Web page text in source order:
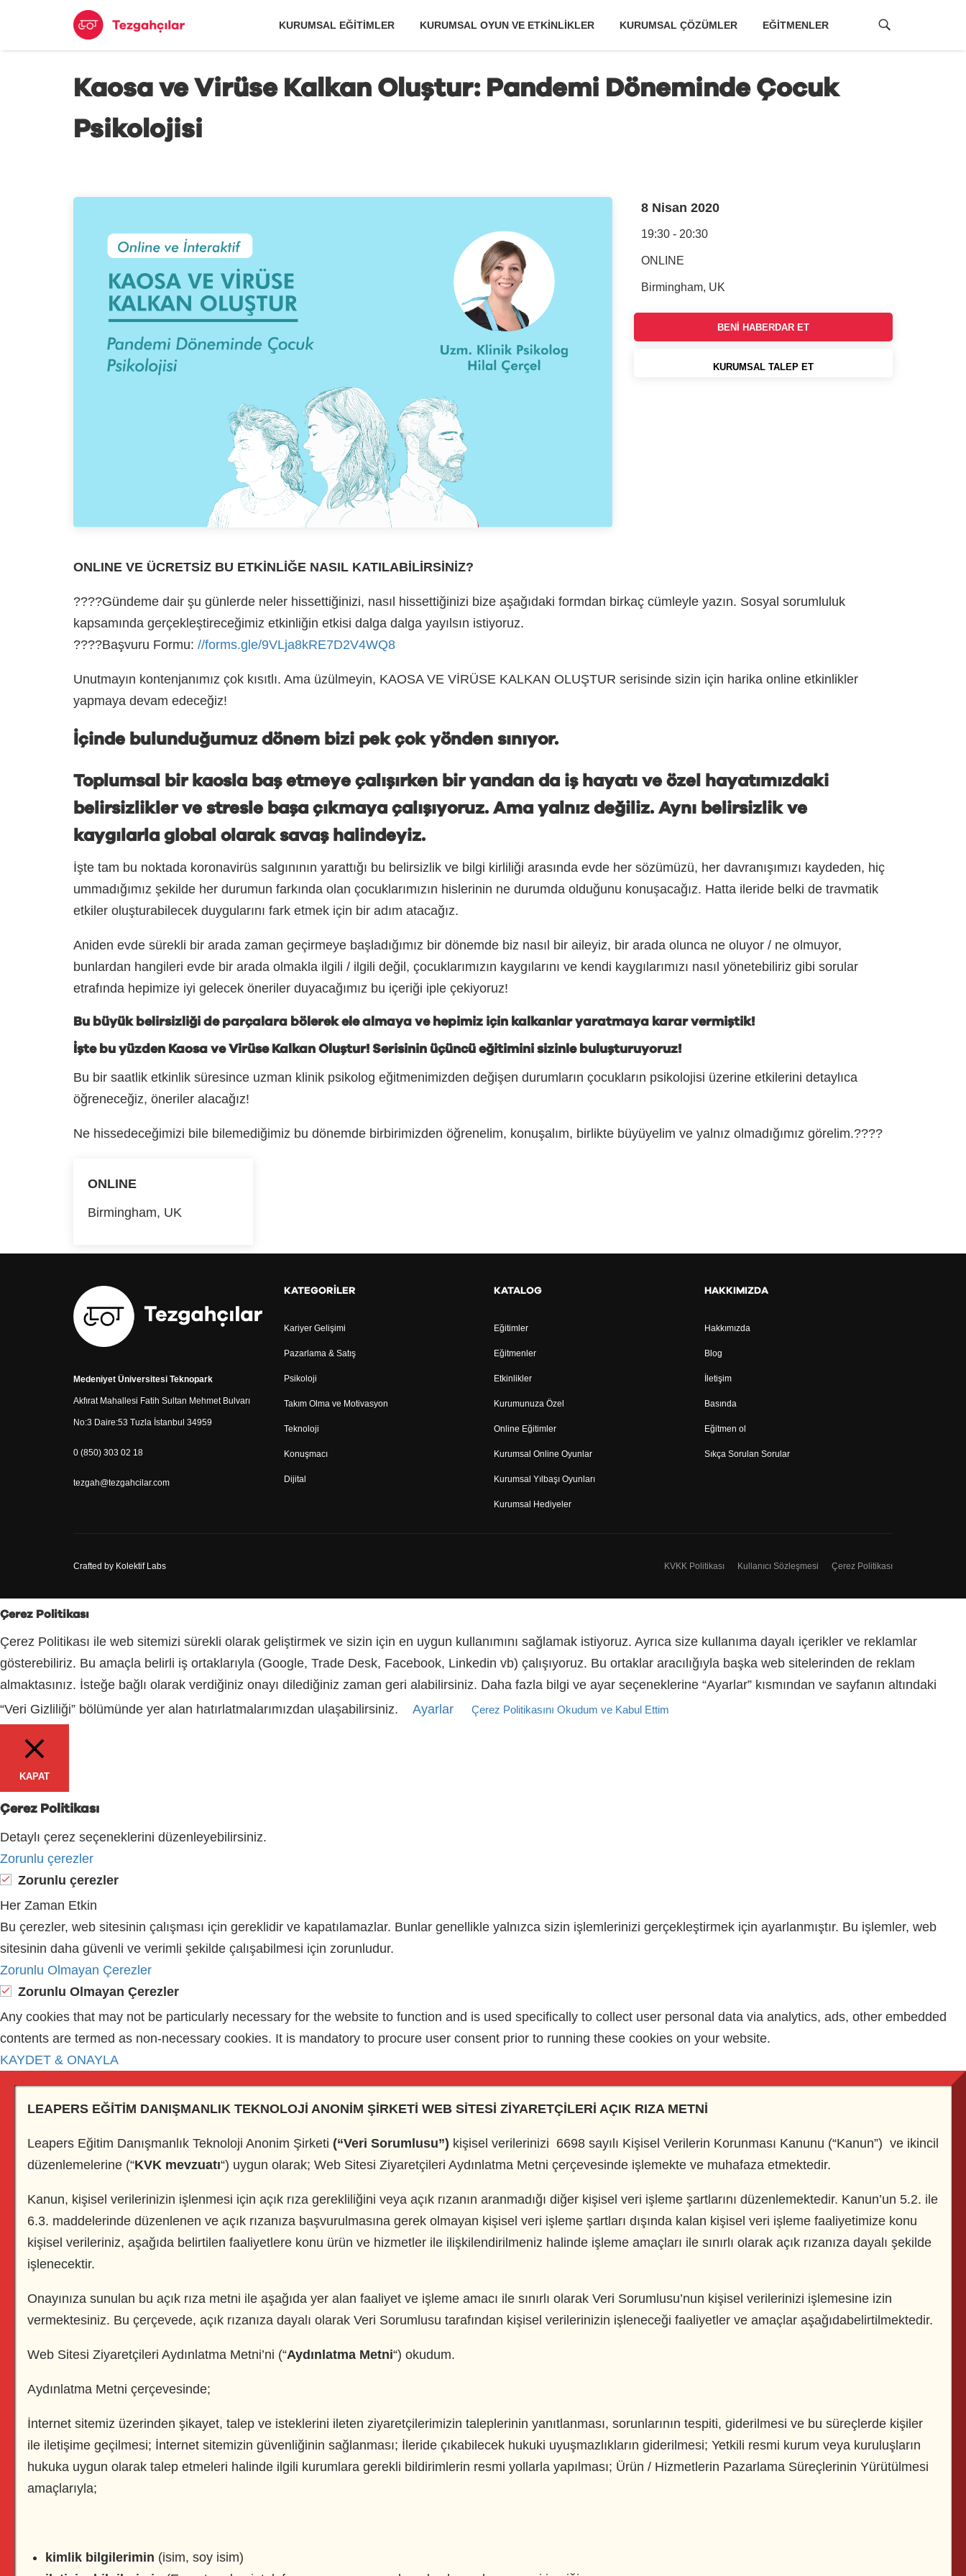
KURUMSAL EĞITIMLER KURUMSAL OYUN VE ETKINLIKLER KURUMSAL ÇÖZÜMLER EĞITMENLER
Kaosa ve Virüse Kalkan Oluştur: Pandemi Döneminde Çocuk
Psikolojisi
8 Nisan 2020
19:30 - 20:30
ONLINE
Birmingham, UK
BENİ HABERDAR ET
KURUMSAL TALEP ET
ONLINE VE ÜCRETSİZ BU ETKİNLİĞE NASIL KATILABİLİRSİNİZ?
????Gündeme dair şu günlerde neler hissettiğinizi, nasıl hissettiğinizi bize aşağıdaki formdan birkaç cümleyle yazın. Sosyal sorumluluk
kapsamında gerçekleştireceğimiz etkinliğin etkisi dalga dalga yayılsın istiyoruz.
????Başvuru Formu: //forms.gle/9VLja8kRE7D2V4WQ8
Unutmayın kontenjanımız çok kısıtlı. Ama üzülmeyin, KAOSA VE VİRÜSE KALKAN OLUŞTUR serisinde sizin için harika online etkinlikler
yapmaya devam edeceğiz!
İçinde bulunduğumuz dönem bizi pek çok yönden sınıyor.
Toplumsal bir kaosla baş etmeye çalışırken bir yandan da iş hayatı ve özel hayatımızdaki
belirsizlikler ve stresle başa çıkmaya çalışıyoruz. Ama yalnız değiliz. Aynı belirsizlik ve
kaygılarla global olarak savaş halindeyiz.
İşte tam bu noktada koronavirüs salgınının yarattığı bu belirsizlik ve bilgi kirliliği arasında evde her sözümüzü, her davranışımızı kaydeden, hiç
ummadığımız şekilde her durumun farkında olan çocuklarımızın hislerinin ne durumda olduğunu konuşacağız. Hatta ileride belki de travmatik
etkiler oluşturabilecek duygularını fark etmek için bir adım atacağız.
Aniden evde sürekli bir arada zaman geçirmeye başladığımız bir dönemde biz nasıl bir aileyiz, bir arada olunca ne oluyor / ne olmuyor,
bunlardan hangileri evde bir arada olmakla ilgili / ilgili değil, çocuklarımızın kaygılarını ve kendi kaygılarımızı nasıl yönetebiliriz gibi sorular
etrafında hepimize iyi gelecek öneriler duyacağımız bu içeriği iple çekiyoruz!
Bu büyük belirsizliği de parçalara bölerek ele almaya ve hepimiz için kalkanlar yaratmaya karar vermiştik!
İşte bu yüzden Kaosa ve Virüse Kalkan Oluştur! Serisinin üçüncü eğitimini sizinle buluşturuyoruz!
Bu bir saatlik etkinlik süresince uzman klinik psikolog eğitmenimizden değişen durumların çocukların psikolojisi üzerine etkilerini detaylıca
öğreneceğiz, öneriler alacağız!
Ne hissedeceğimizi bile bilemediğimiz bu dönemde birbirimizden öğrenelim, konuşalım, birlikte büyüyelim ve yalnız olmadığımız görelim.????
ONLINE
Birmingham, UK
Medeniyet Üniversitesi Teknopark
Akfırat Mahallesi Fatih Sultan Mehmet Bulvarı
No:3 Daire:53 Tuzla İstanbul 34959
0 (850) 303 02 18
tezgah@tezgahcilar.com
KATEGORILER
Kariyer Gelişimi
Pazarlama & Satış
Psikoloji
Takım Olma ve Motivasyon
Teknoloji
Konuşmacı
Dijital
KATALOG
Eğitimler
Eğitmenler
Etkinlikler
Kurumunuza Özel
Online Eğitimler
Kurumsal Online Oyunlar
Kurumsal Yılbaşı Oyunları
Kurumsal Hediyeler
HAKKIMIZDA
Hakkımızda
Blog
İletişim
Basında
Eğitmen ol
Sıkça Sorulan Sorular
Crafted by Kolektif Labs KVKK Politikası Kullanıcı Sözleşmesi Çerez Politikası
Çerez Politikası
Çerez Politikası ile web sitemizi sürekli olarak geliştirmek ve sizin için en uygun kullanımını sağlamak istiyoruz. Ayrıca size kullanıma dayalı içerikler ve reklamlar
gösterebiliriz. Bu amaçla belirli iş ortaklarıyla (Google, Trade Desk, Facebook, Linkedin vb) çalışıyoruz. Bu ortaklar aracılığıyla başka web sitelerinden de reklam
almaktasınız. İsteğe bağlı olarak verdiğiniz onayı dilediğiniz zaman geri alabilirsiniz. Daha fazla bilgi ve ayar seçeneklerine “Ayarlar” kısmından ve sayfanın altındaki
“Veri Gizliliği” bölümünde yer alan hatırlatmalarımızdan ulaşabilirsiniz.
Ayarlar Çerez Politikasını Okudum ve Kabul Ettim
KAPAT
Çerez Politikası
Detaylı çerez seçeneklerini düzenleyebilirsiniz.
Zorunlu çerezler
Zorunlu çerezler
Her Zaman Etkin
Bu çerezler, web sitesinin çalışması için gereklidir ve kapatılamazlar. Bunlar genellikle yalnızca sizin işlemlerinizi gerçekleştirmek için ayarlanmıştır. Bu işlemler, web
sitesinin daha güvenli ve verimli şekilde çalışabilmesi için zorunludur.
Zorunlu Olmayan Çerezler
Zorunlu Olmayan Çerezler
Any cookies that may not be particularly necessary for the website to function and is used specifically to collect user personal data via analytics, ads, other embedded
contents are termed as non-necessary cookies. It is mandatory to procure user consent prior to running these cookies on your website.
KAYDET & ONAYLA
LEAPERS EĞİTİM DANIŞMANLIK TEKNOLOJİ ANONİM ŞİRKETİ WEB SİTESİ ZİYARETÇİLERİ AÇIK RIZA METNİ
Leapers Eğitim Danışmanlık Teknoloji Anonim Şirketi (“Veri Sorumlusu”) kişisel verilerinizi 6698 sayılı Kişisel Verilerin Korunması Kanunu (“Kanun”) ve ikincil
düzenlemelerine (“KVK mevzuatı“) uygun olarak; Web Sitesi Ziyaretçileri Aydınlatma Metni çerçevesinde işlemekte ve muhafaza etmektedir.
Kanun, kişisel verilerinizin işlenmesi için açık rıza gerekliliğini veya açık rızanın aranmadığı diğer kişisel veri işleme şartlarını düzenlemektedir. Kanun’un 5.2. ile
6.3. maddelerinde düzenlenen ve açık rızanıza başvurulmasına gerek olmayan kişisel veri işleme şartları dışında kalan kişisel veri işleme faaliyetimize konu
kişisel verileriniz, aşağıda belirtilen faaliyetlere konu ürün ve hizmetler ile ilişkilendirilmeniz halinde işleme amaçları ile sınırlı olarak açık rızanıza dayalı şekilde
işlenecektir.
Onayınıza sunulan bu açık rıza metni ile aşağıda yer alan faaliyet ve işleme amacı ile sınırlı olarak Veri Sorumlusu’nun kişisel verilerinizi işlemesine izin
vermektesiniz. Bu çerçevede, açık rızanıza dayalı olarak Veri Sorumlusu tarafından kişisel verilerinizin işleneceği faaliyetler ve amaçlar aşağıdabelirtilmektedir.
Web Sitesi Ziyaretçileri Aydınlatma Metni’ni (“Aydınlatma Metni“) okudum.
Aydınlatma Metni çerçevesinde;
İnternet sitemiz üzerinden şikayet, talep ve isteklerini ileten ziyaretçilerimizin taleplerinin yanıtlanması, sorunlarının tespiti, giderilmesi ve bu süreçlerde kişiler
ile iletişime geçilmesi; İnternet sitemizin güvenliğinin sağlanması; İleride çıkabilecek hukuki uyuşmazlıkların giderilmesi; Yetkili resmi kurum veya kuruluşların
hukuka uygun olarak talep etmeleri halinde ilgili kurumlara gerekli bildirimlerin resmi yollarla yapılması; Ürün / Hizmetlerin Pazarlama Süreçlerinin Yürütülmesi
amaçlarıyla;
kimlik bilgilerimin (isim, soy isim)